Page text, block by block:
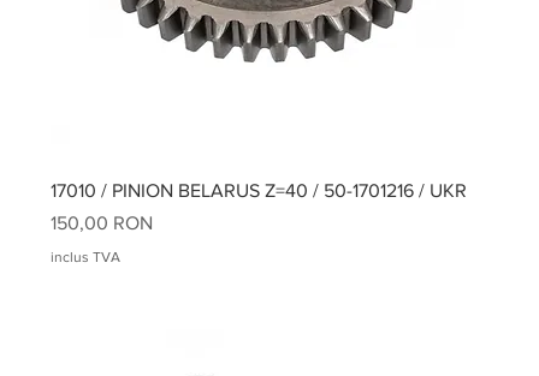
17010 / PINION BELARUS Z=40 / 50-1701216 / UKR
Preț
150,00 RON
inclus TVA